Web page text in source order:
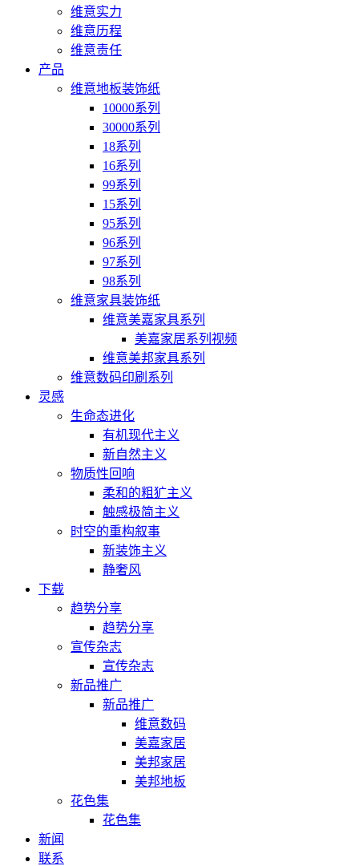
维意实力
维意历程
维意责任
产品
维意地板装饰纸
10000系列
30000系列
18系列
16系列
99系列
15系列
95系列
96系列
97系列
98系列
维意家具装饰纸
维意美嘉家具系列
美嘉家居系列视频
维意美邦家具系列
维意数码印刷系列
灵感
生命态进化
有机现代主义
新自然主义
物质性回响
柔和的粗犷主义
触感极简主义
时空的重构叙事
新装饰主义
静奢风
下载
趋势分享
趋势分享
宣传杂志
宣传杂志
新品推广
新品推广
维意数码
美嘉家居
美邦家居
美邦地板
花色集
花色集
新闻
联系